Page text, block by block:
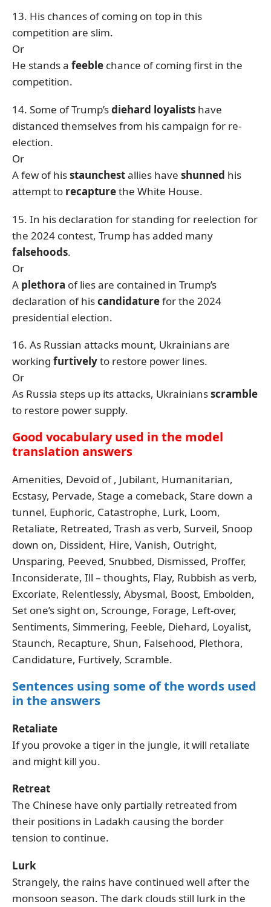
13. His chances of coming on top in this
competition are slim.
Or
He stands a feeble chance of coming first in the
competition.
14. Some of Trump’sdiehard loyalists have
distanced themselves from his campaign for re-
election.
Or
A few of hisstaunchestallies have shunned his
attempt to recapturethe White House.
15. In his declaration for standing for reelection for
the 2024 contest, Trump has added many
falsehoods.
Or
A plethora of lies are contained in Trump’s
declaration of hiscandidaturefor the 2024
presidential election.
16. As Russian attacks mount, Ukrainians are
working furtivelyto restore power lines.
Or
As Russia steps up its attacks, Ukrainiansscramble
to restore power supply.
Good vocabulary used in the model
translation answers
Amenities, Devoid of , Jubilant, Humanitarian,
Ecstasy, Pervade, Stage a comeback, Stare down a
tunnel, Euphoric, Catastrophe, Lurk, Loom,
Retaliate, Retreated, Trash as verb, Surveil, Snoop
down on, Dissident, Hire, Vanish, Outright,
Unsparing, Peeved, Snubbed, Dismissed, Proffer,
Inconsiderate, Ill – thoughts, Flay, Rubbish as verb,
Excoriate, Relentlessly, Abysmal, Boost, Embolden,
Set one’s sight on, Scrounge, Forage, Left-over,
Sentiments, Simmering, Feeble, Diehard, Loyalist,
Staunch, Recapture, Shun, Falsehood, Plethora,
Candidature, Furtively, Scramble.
Sentences using some of the words used
in the answers
Retaliate
If you provoke a tiger in the jungle, it will retaliate
and might kill you.
Retreat
The Chinese have only partially retreated from
their positions in Ladakh causing the border
tension to continue.
Lurk
Strangely, the rains have continued well after the
monsoon season. The dark clouds still lurk in the